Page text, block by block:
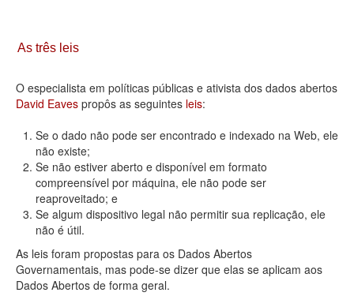
Contato
As três leis
O especialista em políticas públicas e ativista dos dados abertos
David Eaves propôs as seguintes leis:
Se o dado não pode ser encontrado e indexado na Web, ele
não existe;
Se não estiver aberto e disponível em formato
compreensível por máquina, ele não pode ser
reaproveitado; e
Se algum dispositivo legal não permitir sua replicação, ele
não é útil.
As leis foram propostas para os Dados Abertos
Governamentais, mas pode-se dizer que elas se aplicam aos
Dados Abertos de forma geral.